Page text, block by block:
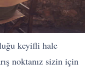
keyifli hale
noktanız sizin için